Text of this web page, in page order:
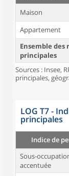
Maison
Appartement
Ensemble des
principales
Sources : Insee,
principales,
LOG T7 -
principales
Indice de
Sous-
accentuée